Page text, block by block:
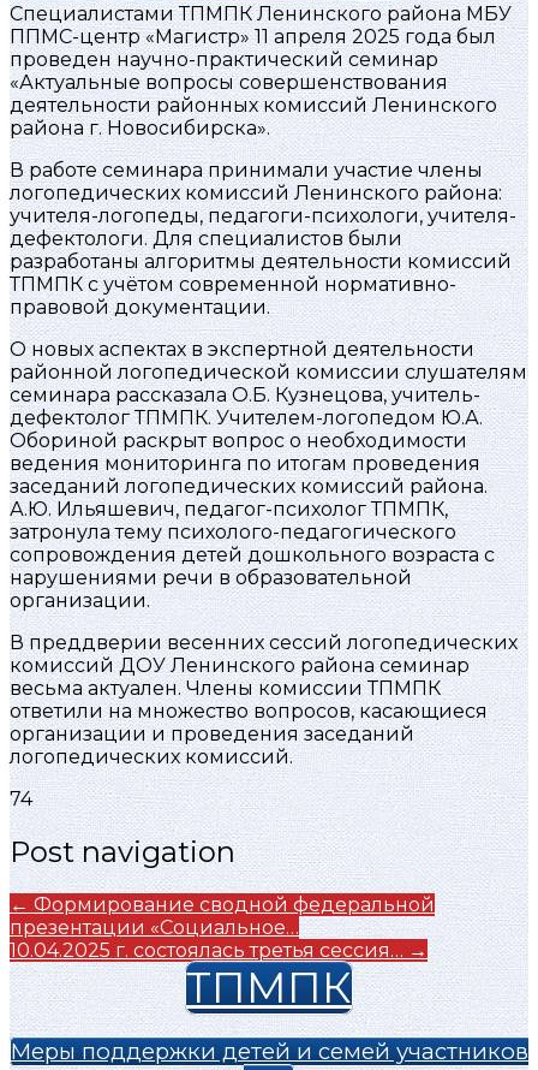
Специалистами ТПМПК Ленинского района МБУ
ППМС-центр «Магистр» 11 апреля 2025 года был
проведен научно-практический семинар
«Актуальные вопросы совершенствования
деятельности районных комиссий Ленинского
района г. Новосибирска».
В работе семинара принимали участие члены
логопедических комиссий Ленинского района:
учителя-логопеды, педагоги-психологи, учителя-
дефектологи. Для специалистов были
разработаны алгоритмы деятельности комиссий
ТПМПК с учётом современной нормативно-
правовой документации.
О новых аспектах в экспертной деятельности
районной логопедической комиссии слушателям
семинара рассказала О.Б. Кузнецова, учитель-
дефектолог ТПМПК. Учителем-логопедом Ю.А.
Обориной раскрыт вопрос о необходимости
ведения мониторинга по итогам проведения
заседаний логопедических комиссий района.
А.Ю. Ильяшевич, педагог-психолог ТПМПК,
затронула тему психолого-педагогического
сопровождения детей дошкольного возраста с
нарушениями речи в образовательной
организации.
В преддверии весенних сессий логопедических
комиссий ДОУ Ленинского района семинар
весьма актуален. Члены комиссии ТПМПК
ответили на множество вопросов, касающиеся
организации и проведения заседаний
логопедических комиссий.
74
Post navigation
← Формирование сводной федеральной
презентации «Социальное…
10.04.2025 г. состоялась третья сессия… →
ТПМПК
Меры поддержки детей и семей участников